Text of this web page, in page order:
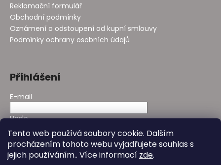
Tento web používá soubory cookie. Dalším
procházením tohoto webu vyjadřujete souhlas s
jejich používáním.. Více informací zde.
Reklamační formulář
Obchodní podmínky
Oznámení o odstoupení od kupní smlouvy
Podmínky ochrany osobních údajů
Přihlášení
E-mail
Heslo
PŘIHLÁSIT SE